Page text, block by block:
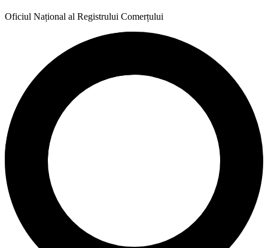
Oficiul Național al Registrului Comerțului